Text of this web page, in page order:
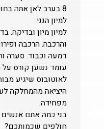
8 בערב לאן אתה
למיון הנני.
למיון מיון ובדיקה.
והרכבה. הרכבה
דמעה וכבוד. סערה
עומד נשען קורס על
לאוטובוס שיגיע
היציאה מהמחלקה
מפחידה.
בני כמה אתם
חולפים שכמותכם?